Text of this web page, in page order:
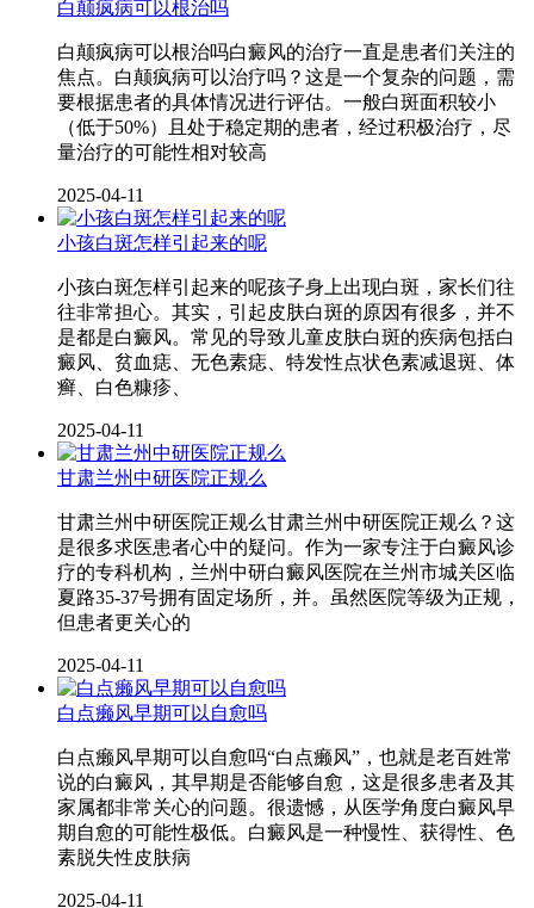
白颠疯病可以根治吗
白颠疯病可以根治吗白癜风的治疗一直是患者们关注的
焦点。白颠疯病可以治疗吗？这是一个复杂的问题，需
要根据患者的具体情况进行评估。一般白斑面积较小
（低于50%）且处于稳定期的患者，经过积极治疗，尽
量治疗的可能性相对较高
2025-04-11
小孩白斑怎样引起来的呢
小孩白斑怎样引起来的呢孩子身上出现白斑，家长们往
往非常担心。其实，引起皮肤白斑的原因有很多，并不
是都是白癜风。常见的导致儿童皮肤白斑的疾病包括白
癜风、贫血痣、无色素痣、特发性点状色素减退斑、体
癣、白色糠疹、
2025-04-11
甘肃兰州中研医院正规么
甘肃兰州中研医院正规么甘肃兰州中研医院正规么？这
是很多求医患者心中的疑问。作为一家专注于白癜风诊
疗的专科机构，兰州中研白癜风医院在兰州市城关区临
夏路35-37号拥有固定场所，并。虽然医院等级为正规，
但患者更关心的
2025-04-11
白点癞风早期可以自愈吗
白点癞风早期可以自愈吗“白点癞风”，也就是老百姓常
说的白癜风，其早期是否能够自愈，这是很多患者及其
家属都非常关心的问题。很遗憾，从医学角度白癜风早
期自愈的可能性极低。白癜风是一种慢性、获得性、色
素脱失性皮肤病
2025-04-11